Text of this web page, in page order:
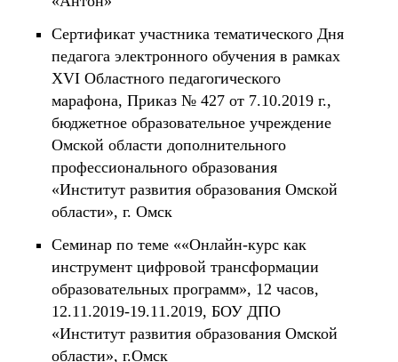
Сертификат участника тематического Дня
педагога электронного обучения в рамках
XVI Областного педагогического
марафона, Приказ № 427 от 7.10.2019 г.,
бюджетное образовательное учреждение
Омской области дополнительного
профессионального образования
«Институт развития образования Омской
области», г. Омск
Семинар по теме ««Онлайн-курс как
инструмент цифровой трансформации
образовательных программ», 12 часов,
12.11.2019-19.11.2019, БОУ ДПО
«Институт развития образования Омской
области», г.Омск